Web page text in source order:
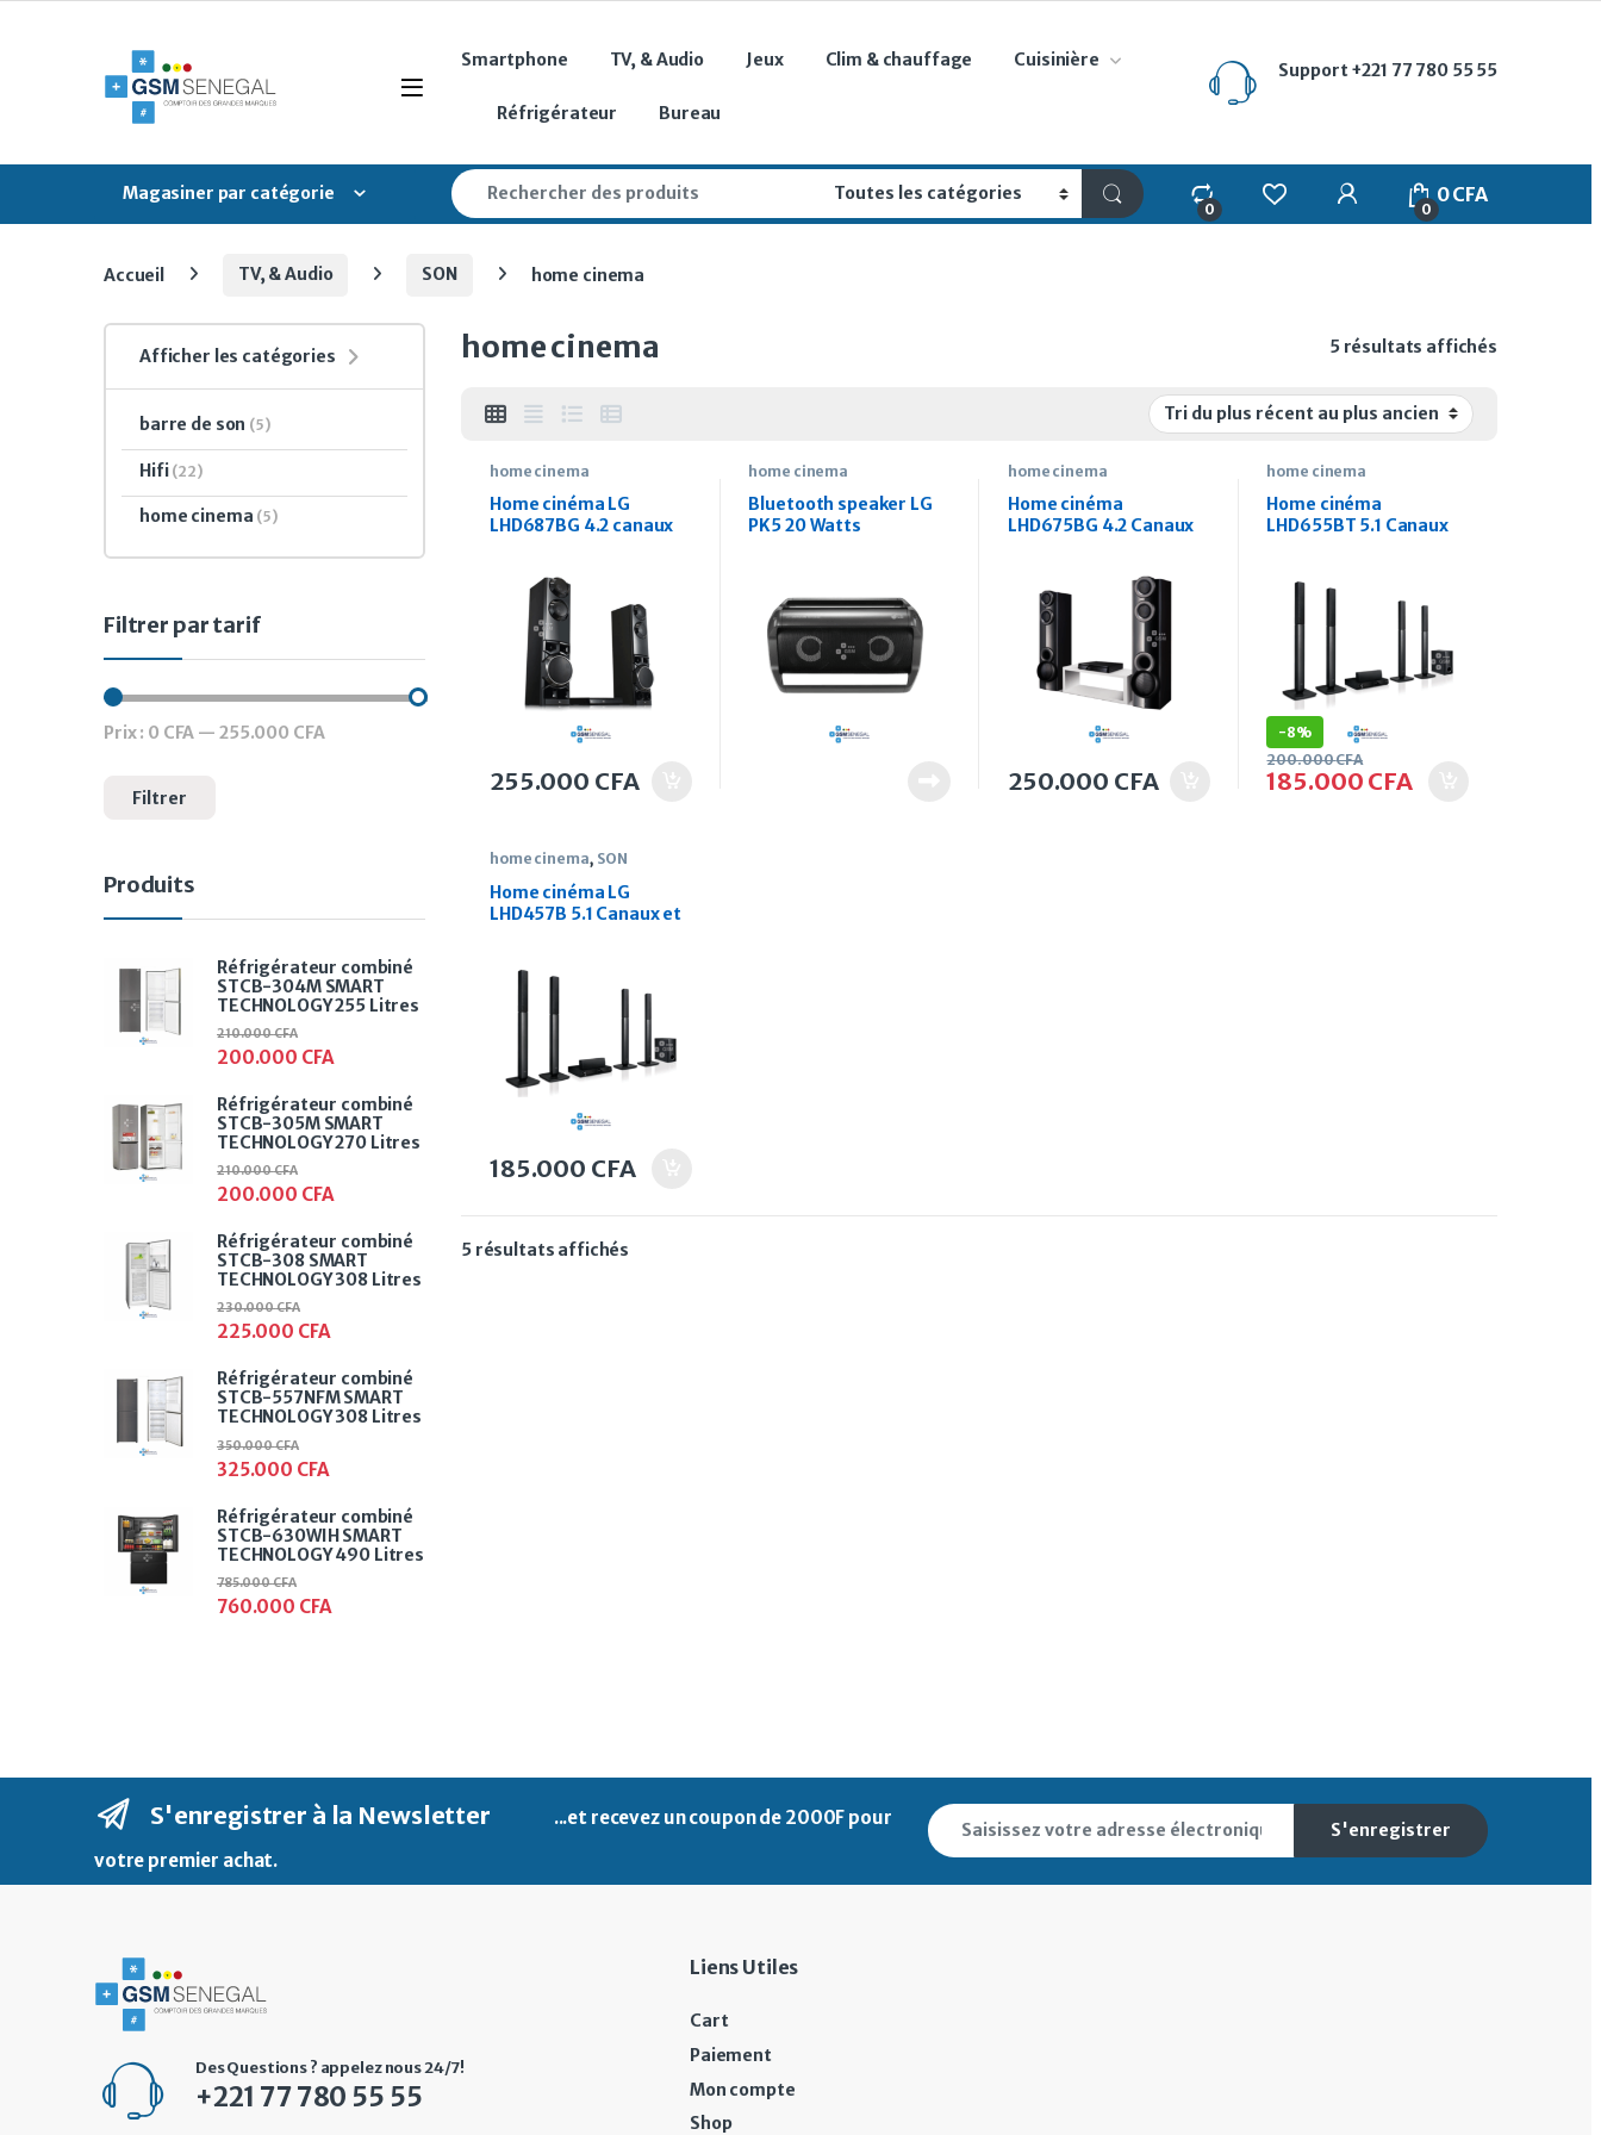
Open
Smartphone TV, & Audio Jeux Clim & chauffage Cuisinière
Réfrigérateur Bureau
Support +221 77 780 55 55
Magasiner par catégorie
Search for:
0
My Account
0
0CFA
Accueil TV, & Audio SON home cinema
home cinema 5 résultats affichés
home cinema
Home cinéma LG
LHD687BG 4.2 canaux
255.000 CFA
home cinema
Bluetooth speaker LG
PK5 20 Watts
home cinema
Home cinéma
LHD675BG 4.2 Canaux
250.000 CFA
home cinema
Home cinéma
LHD655BT 5.1 Canaux
-8%
185.000 CFA
200.000CFA
home cinema, SON
Home cinéma LG
LHD457B 5.1 Canaux et
185.000 CFA
5 résultats affichés
Afficher les catégories
barre de son (5)
Hifi (22)
home cinema (5)
Filtrer par tarif
Prix min
Prix max
Filtrer
Prix : 0 CFA — 255.000 CFA
Produits
Réfrigérateur combiné
STCB-304M SMART
TECHNOLOGY 255 Litres
200.000 CFA
210.000CFA
Réfrigérateur combiné
STCB-305M SMART
TECHNOLOGY 270 Litres
200.000 CFA
210.000CFA
Réfrigérateur combiné
STCB-308 SMART
TECHNOLOGY 308 Litres
225.000 CFA
230.000CFA
Réfrigérateur combiné
STCB-557NFM SMART
TECHNOLOGY 308 Litres
325.000 CFA
350.000CFA
Réfrigérateur combiné
STCB-630WIH SMART
TECHNOLOGY 490 Litres
760.000 CFA
785.000CFA
S'enregistrer à la Newsletter ...et recevez uncoupon de 2000F pour
votre premier achat.
S'enregistrer
Des Questions ? appelez nous 24/7!
+221 77 780 55 55
Liens Utiles
Cart
Paiement
Mon compte
Shop